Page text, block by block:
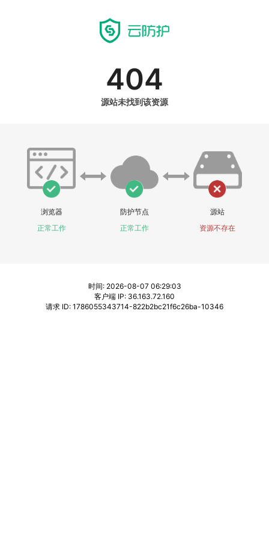
404
源站未找到该资源
浏览器
正常工作
防护节点
正常工作
源站
资源不存在
时间: 2026-08-07 06:29:03
客户端 IP: 36.163.72.160
请求 ID: 1786055343714-822b2bc21f6c26ba-10346